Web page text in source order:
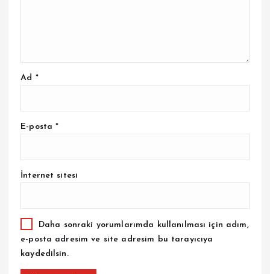
Ad *
E-posta*
İnternet sitesi
Daha sonraki yorumlarımda kullanılması için adım,
e-posta adresim ve site adresim bu tarayıcıya
kaydedilsin.